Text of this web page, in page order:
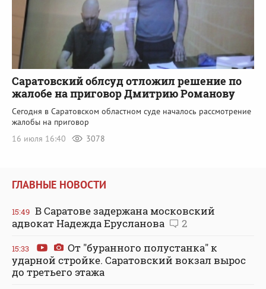
Саратовский облсуд отложил решение по
жалобе на приговор Дмитрию Романову
Сегодня в Саратовском областном суде началось рассмотрение
жалобы на приговор
16 июля 16:40
3078
ГЛАВНЫЕ НОВОСТИ
15:49 В Саратове задержана московский
адвокат Надежда Ерусланова
2
15:33
От "буранного полустанка" к
ударной стройке. Саратовский вокзал вырос
до третьего этажа